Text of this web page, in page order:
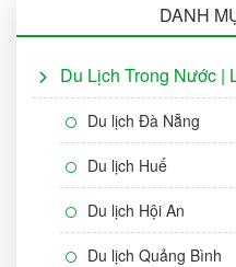
DANH
Du Lịch Trong Nước |
Du lịch Đà Nẵng
Du lịch Huế
Du lịch Hội An
Du lịch Quảng Bình